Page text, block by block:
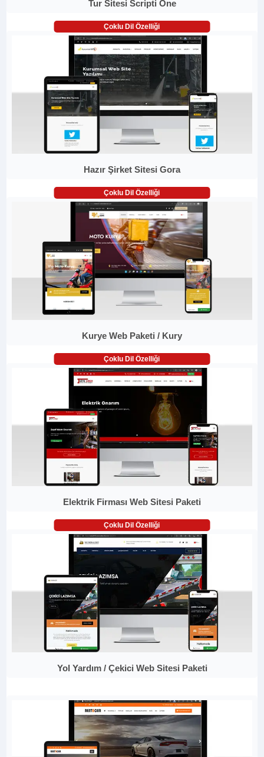
Tur Sitesi Scripti One
Çoklu Dil Özelliği
Hazır Şirket Sitesi Gora
Çoklu Dil Özelliği
Kurye Web Paketi / Kury
Çoklu Dil Özelliği
Elektrik Firması Web Sitesi Paketi
Çoklu Dil Özelliği
Yol Yardım / Çekici Web Sitesi Paketi